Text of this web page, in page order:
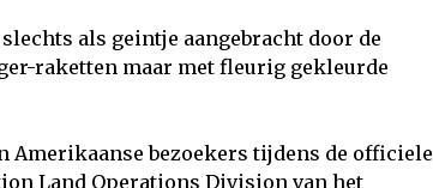
als geintje aangebracht door de
raketten maar met fleurig gekleurde
Amerikaanse bezoekers tijdens de officiele
Land Operations Division van het